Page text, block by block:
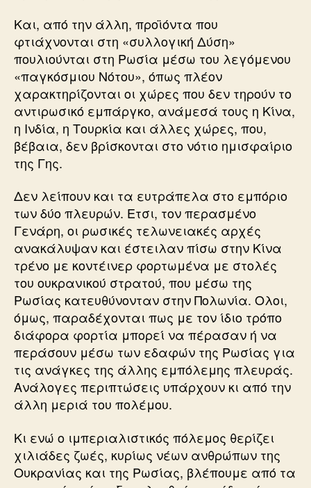
Και, από την άλλη, προϊόντα που
φτιάχνονται στη «συλλογική Δύση»
πουλιούνται στη Ρωσία μέσω του λεγόμενου
«παγκόσμιου Νότου», όπως πλέον
χαρακτηρίζονται οι χώρες που δεν τηρούν το
αντιρωσικό εμπάργκο, ανάμεσά τους η Κίνα,
η Ινδία, η Τουρκία και άλλες χώρες, που,
βέβαια, δεν βρίσκονται στο νότιο ημισφαίριο
της Γης.
Δεν λείπουν και τα ευτράπελα στο εμπόριο
των δύο πλευρών. Ετσι, τον περασμένο
Γενάρη, οι ρωσικές τελωνειακές αρχές
ανακάλυψαν και έστειλαν πίσω στην Κίνα
τρένο με κοντέινερ φορτωμένα με στολές
του ουκρανικού στρατού, που μέσω της
Ρωσίας κατευθύνονταν στην Πολωνία. Ολοι,
όμως, παραδέχονται πως με τον ίδιο τρόπο
διάφορα φορτία μπορεί να πέρασαν ή να
περάσουν μέσω των εδαφών της Ρωσίας για
τις ανάγκες της άλλης εμπόλεμης πλευράς.
Ανάλογες περιπτώσεις υπάρχουν κι από την
άλλη μεριά του πολέμου.
Κι ενώ ο ιμπεριαλιστικός πόλεμος θερίζει
χιλιάδες ζωές, κυρίως νέων ανθρώπων της
Ουκρανίας και της Ρωσίας, βλέπουμε από τα